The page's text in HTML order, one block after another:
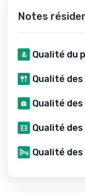
Notes
Qualité du
Qualité
Qualité
Qualité
Qualité